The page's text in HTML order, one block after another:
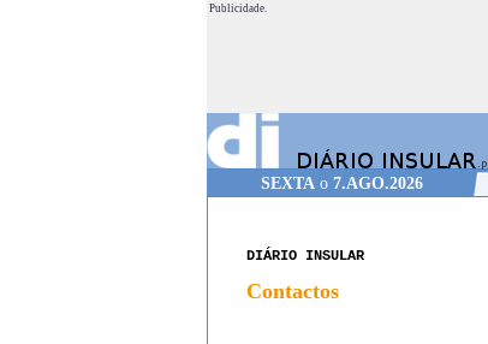
Publicidade.
SEXTAo 7.AGO.2026
DIÁRIO INSULAR
Contactos